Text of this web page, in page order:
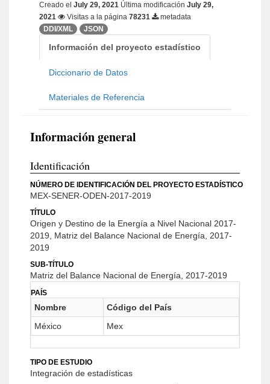
Creado el July 29, 2021 Última modificación July 29,
2021
Visitas a la página 78231
metadata
DDI/XML
JSON
Información del proyecto estadístico
Diccionario de Datos
Materiales de Referencia
Información general
Identificación
NÚMERO DE IDENTIFICACIÓN DEL PROYECTO ESTADÍSTICO
MEX-SENER-ODEN-2017-2019
TÍTULO
Origen y Destino de la Energía a Nivel Nacional 2017-
2019, Matriz del Balance Nacional de Energía, 2017-
2019
SUB-TÍTULO
Matriz del Balance Nacional de Energía, 2017-2019
PAÍS
Nombre
Código del País
México
Mex
TIPO DE ESTUDIO
Integración de estadísticas